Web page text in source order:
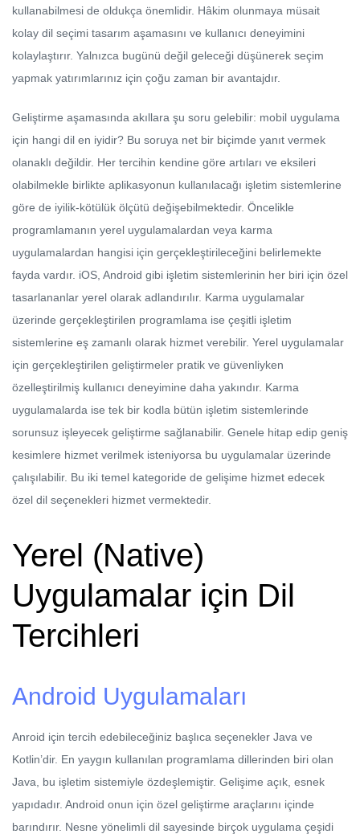
kullanabilmesi de oldukça önemlidir. Hâkim olunmaya müsait
kolay dil seçimi tasarım aşamasını ve kullanıcı deneyimini
kolaylaştırır. Yalnızca bugünü değil geleceği düşünerek seçim
yapmak yatırımlarınız için çoğu zaman bir avantajdır.
Geliştirme aşamasında akıllara şu soru gelebilir: mobil uygulama
için hangi dil en iyidir? Bu soruya net bir biçimde yanıt vermek
olanaklı değildir. Her tercihin kendine göre artıları ve eksileri
olabilmekle birlikte aplikasyonun kullanılacağı işletim sistemlerine
göre de iyilik-kötülük ölçütü değişebilmektedir. Öncelikle
programlamanın yerel uygulamalardan veya karma
uygulamalardan hangisi için gerçekleştirileceğini belirlemekte
fayda vardır. iOS, Android gibi işletim sistemlerinin her biri için özel
tasarlananlar yerel olarak adlandırılır. Karma uygulamalar
üzerinde gerçekleştirilen programlama ise çeşitli işletim
sistemlerine eş zamanlı olarak hizmet verebilir. Yerel uygulamalar
için gerçekleştirilen geliştirmeler pratik ve güvenliyken
özelleştirilmiş kullanıcı deneyimine daha yakındır. Karma
uygulamalarda ise tek bir kodla bütün işletim sistemlerinde
sorunsuz işleyecek geliştirme sağlanabilir. Genele hitap edip geniş
kesimlere hizmet verilmek isteniyorsa bu uygulamalar üzerinde
çalışılabilir. Bu iki temel kategoride de gelişime hizmet edecek
özel dil seçenekleri hizmet vermektedir.
Yerel (Native)
Uygulamalar için Dil
Tercihleri
Android Uygulamaları
Anroid için tercih edebileceğiniz başlıca seçenekler Java ve
Kotlin’dir. En yaygın kullanılan programlama dillerinden biri olan
Java, bu işletim sistemiyle özdeşlemiştir. Gelişime açık, esnek
yapıdadır. Android onun için özel geliştirme araçlarını içinde
barındırır. Nesne yönelimli dil sayesinde birçok uygulama çeşidi